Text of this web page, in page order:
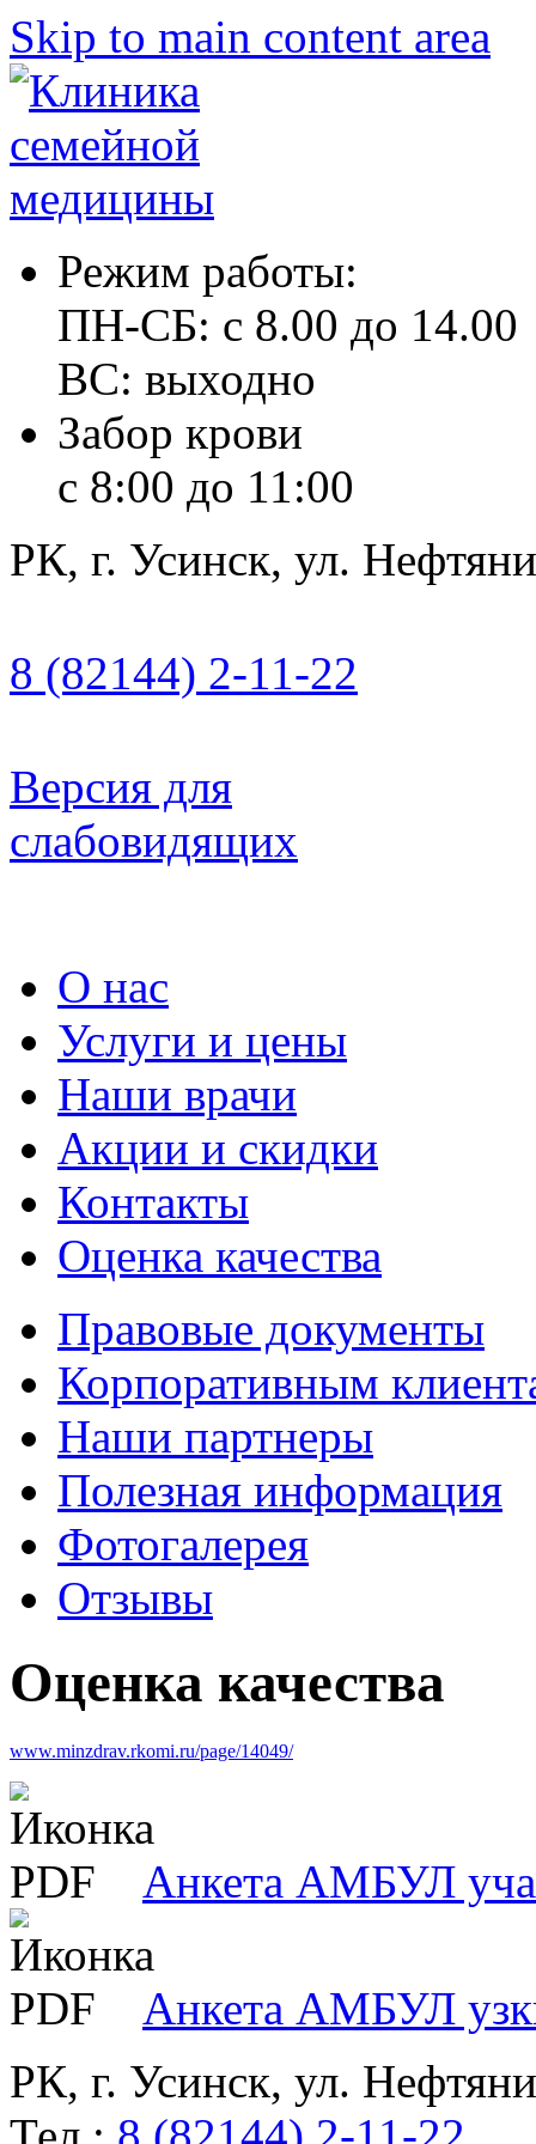
Skip to main content area
Режим работы:
ПН-СБ: с 8.00 до 14.00
ВС: выходно
Забор крови
с 8:00 до 11:00
РК, г. Усинск, ул.
8 (82144) 2-11-22
Версия для
слабовидящих
О нас
Услуги и цены
Наши врачи
Акции и скидки
Контакты
Оценка качества
Правовые документы
Корпоративным
Наши партнеры
Полезная информация
Фотогалерея
Отзывы
Оценка качества
www.minzdrav.rkomi.ru/page/14049/
Анкета АМБУЛ
Анкета АМБУЛ
РК, г. Усинск, ул.